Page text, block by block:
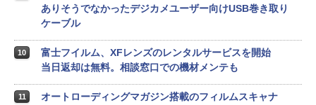
ありそうでなかったデジカメユーザー向けUSB巻き取り
ケーブル
10
富士フイルム、XFレンズのレンタルサービスを開始
当日返却は無料。相談窓口での機材メンテも
11
オートローディングマガジン搭載のフィルムスキャナ